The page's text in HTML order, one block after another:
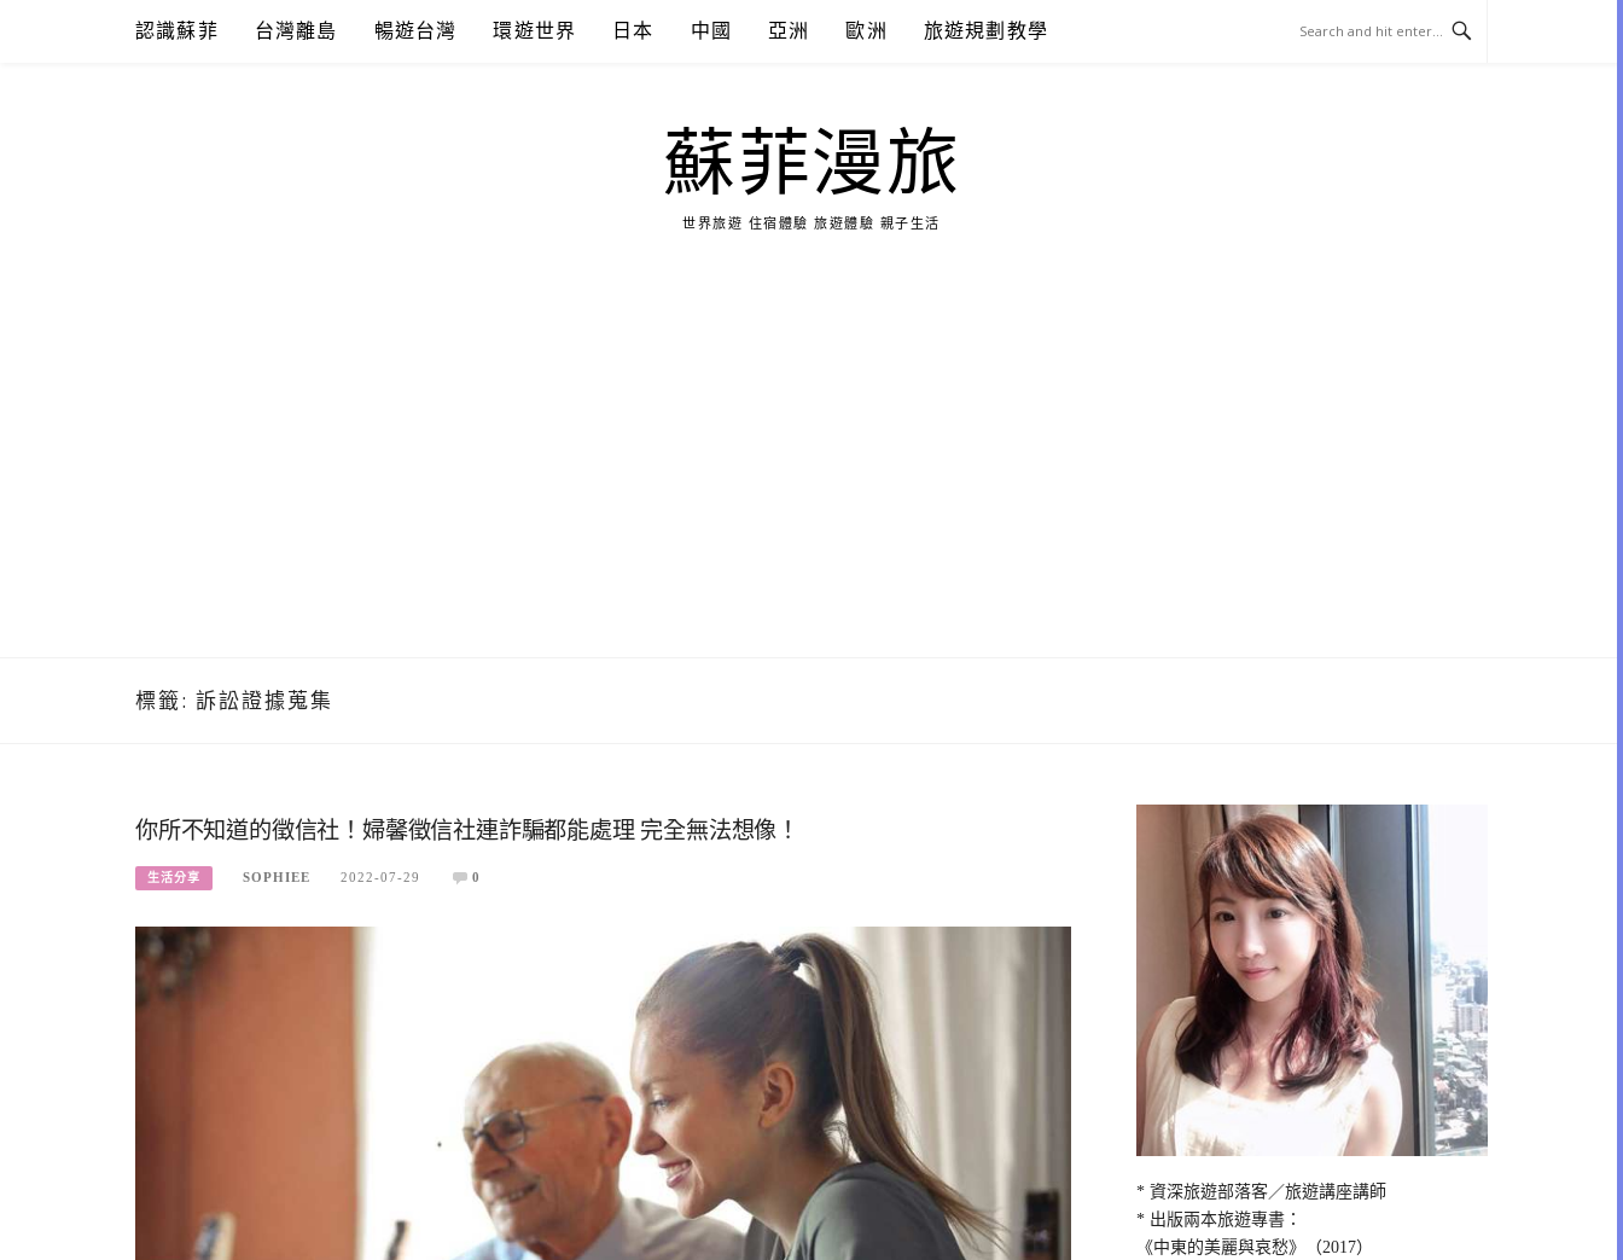
認識蘇菲 台灣離島 暢遊台灣 環遊世界 日本 中國 亞洲 歐洲 旅遊規劃教學
蘇菲漫旅
世界旅遊 住宿體驗 旅遊體驗 親子生活
標籤: 訴訟證據蒐集
你所不知道的徵信社！婦馨徵信社連詐騙都能處理 完全無法想像！
生活分享 SOPHIEE 2022-07-29 0
* 資深旅遊部落客／旅遊講座講師
* 出版兩本旅遊專書：
《中東的美麗與哀愁》（2017）